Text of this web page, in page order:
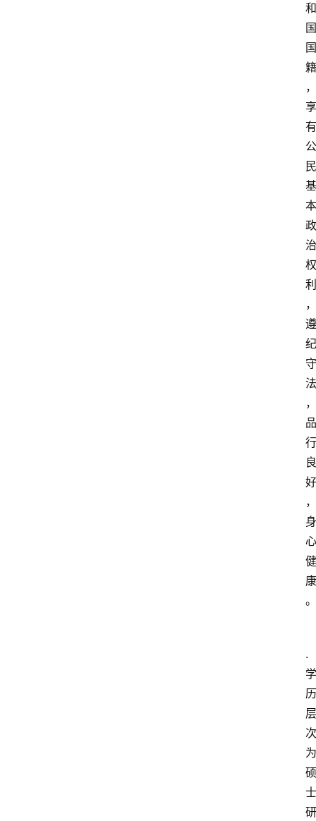
和
国
国
籍
，
享
有
公
民
基
本
政
治
权
利
，
遵
纪
守
法
，
品
行
良
好
，
身
心
健
康
。
.
学
历
层
次
为
硕
士
研